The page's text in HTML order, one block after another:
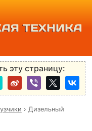
ТЕХНИКА
эту страницу:
› Дизельный